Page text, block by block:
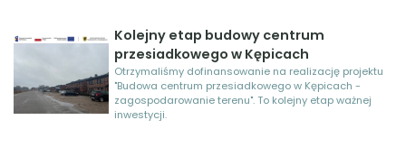
Kolejny etap budowy centrum
przesiadkowego w Kępicach
Otrzymaliśmy dofinansowanie na realizację projektu
"Budowa centrum przesiadkowego w Kępicach -
zagospodarowanie terenu". To kolejny etap ważnej
inwestycji.